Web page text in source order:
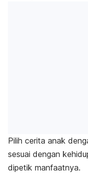
Pilih cerita anak
sesuai dengan
dipetik manfaatnya.